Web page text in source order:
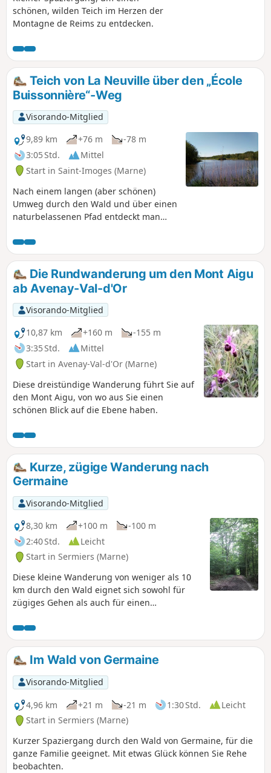
Thierry, einem der vier Anbaugebiete der
Champagne.
schönen, wilden Teich im Herzen der
Montagne de Reims zu entdecken.
Teich von La Neuville über den „École
Buissonnière“-Weg
Visorando-Mitglied
9,89 km
+76 m
-78 m
3:05 Std.
Mittel
Start in Saint-Imoges (Marne)
Nach einem langen (aber schönen)
Umweg durch den Wald und über einen
naturbelassenen Pfad entdeckt man
der Montagne de Reims.
Die Rundwanderung um den Mont Aigu
ab Avenay-Val-d'Or
Visorando-Mitglied
10,87 km
+160 m
-155 m
3:35 Std.
Mittel
Start in Avenay-Val-d'Or (Marne)
Diese dreistündige Wanderung führt Sie auf
den Mont Aigu, von wo aus Sie einen
schönen Blick auf die Ebene haben.
Kurze, zügige Wanderung nach
Germaine
Visorando-Mitglied
8,30 km
+100 m
-100 m
2:40 Std.
Leicht
Start in Sermiers (Marne)
Diese kleine Wanderung von weniger als 10
km durch den Wald eignet sich sowohl für
zügiges Gehen als auch für einen
Anfang der Wege ausgeschildert sind, sollte
man die Strecke meiden.
Im Wald von Germaine
Visorando-Mitglied
4,96 km
+21 m -21 m 1:30 Std.
Leicht
Start in Sermiers (Marne)
Kurzer Spaziergang durch den Wald von Germaine, für die
ganze Familie geeignet. Mit etwas Glück können Sie Rehe
beobachten.